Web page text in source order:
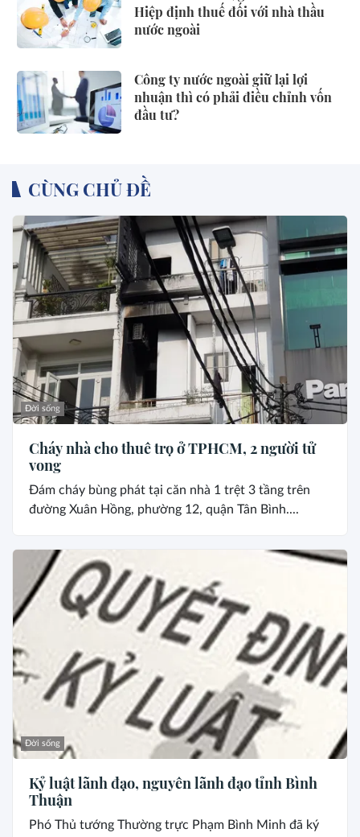
Hiệp định thuế đối với nhà thầu
nước ngoài
Công ty nước ngoài giữ lại lợi
nhuận thì có phải điều chỉnh vốn
đầu tư?
CÙNG CHỦ ĐỀ
Đời sống
Cháy nhà cho thuê trọ ở TPHCM, 2 người tử
vong
Đám cháy bùng phát tại căn nhà 1 trệt 3 tầng trên
đường Xuân Hồng, phường 12, quận Tân Bình....
Đời sống
Kỷ luật lãnh đạo, nguyên lãnh đạo tỉnh Bình
Thuận
Phó Thủ tướng Thường trực Phạm Bình Minh đã ký